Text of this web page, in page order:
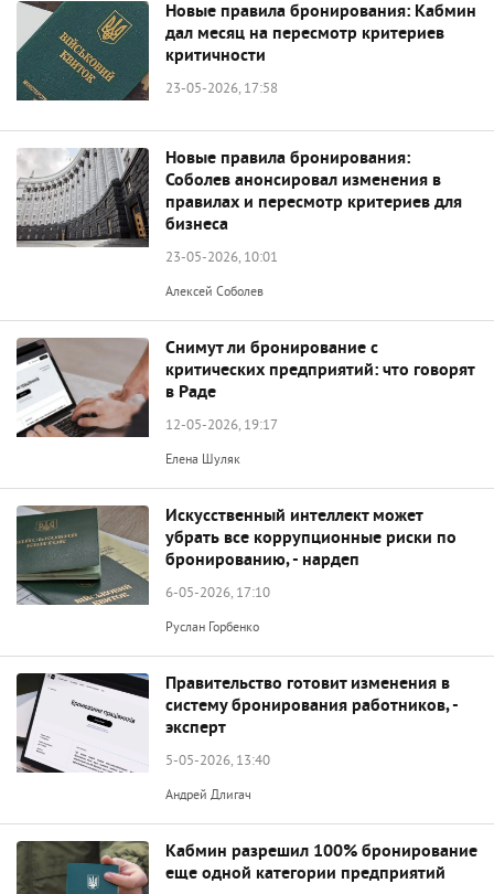
Новые правила бронирования: Кабмин
дал месяц на пересмотр критериев
критичности
23-05-2026, 17:58
Новые правила бронирования:
Соболев анонсировал изменения в
правилах и пересмотр критериев для
бизнеса
23-05-2026, 10:01
Алексей Соболев
Снимут ли бронирование с
критических предприятий: что говорят
в Раде
12-05-2026, 19:17
Елена Шуляк
Искусственный интеллект может
убрать все коррупционные риски по
бронированию, - нардеп
6-05-2026, 17:10
Руслан Горбенко
Правительство готовит изменения в
систему бронирования работников, -
эксперт
5-05-2026, 13:40
Андрей Длигач
Кабмин разрешил 100% бронирование
еще одной категории предприятий